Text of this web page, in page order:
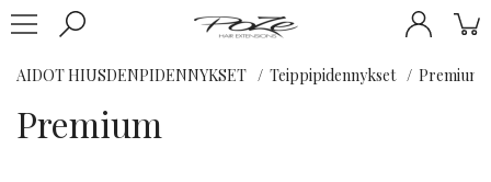
AIDOT HIUSDENPIDENNYKSET Teippipidennykset Premium
Premium